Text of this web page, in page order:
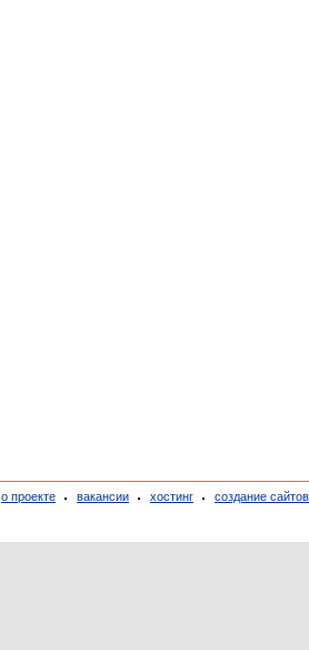
о проекте вакансии хостинг создание сайтов